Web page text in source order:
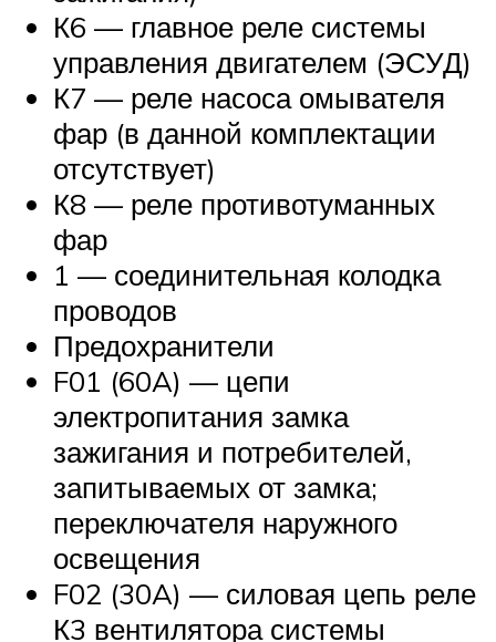
К6 — главное реле системы
управления двигателем (ЭСУД)
К7 — реле насоса омывателя
фар (в данной комплектации
отсутствует)
К8 — реле противотуманных
фар
1 — соединительная колодка
проводов
Предохранители
F01 (60A) — цепи
электропитания замка
зажигания и потребителей,
запитываемых от замка;
переключателя наружного
освещения
F02 (30A) — силовая цепь реле
К3 вентилятора системы